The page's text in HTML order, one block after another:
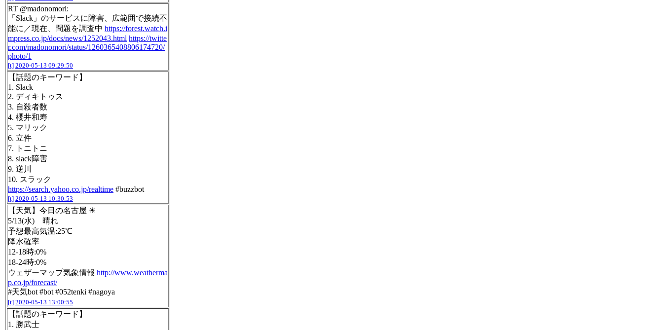
RT @madonomori:
「Slack」のサービスに障害、広範囲で接続不
能に／現在、問題を調査中 https://forest.watch.i
mpress.co.jp/docs/news/1252043.html https://twitte
r.com/madonomori/status/1260365408806174720/
photo/1
[t] 2020-05-13 09:29:50
【話題のキーワード】
1. Slack
2. ディキトゥス
3. 自殺者数
4. 櫻井和寿
5. マリック
6. 立件
7. トニトニ
8. slack障害
9. 逆川
10. スラック
https://search.yahoo.co.jp/realtime #buzzbot
[t] 2020-05-13 10:30:53
【天気】今日の名古屋 ☀
5/13(水) 晴れ
予想最高気温:25℃
降水確率
12-18時:0%
18-24時:0%
ウェザーマップ気象情報 http://www.weatherma
p.co.jp/forecast/
#天気bot #bot #052tenki #nagoya
[t] 2020-05-13 13:00:55
【話題のキーワード】
1. 勝武士